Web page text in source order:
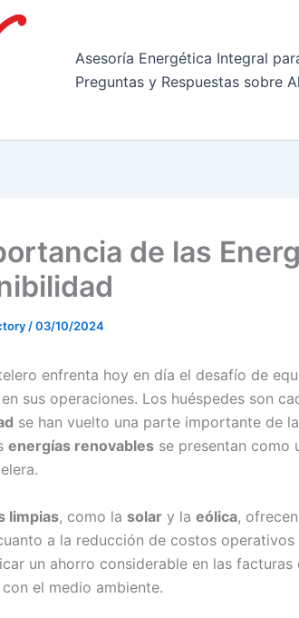
Asesoría Energética Integral
Preguntas y Respuestas sobre
de las
/03/10/2024
enfrenta hoy en día el desafío de
en sus operaciones. Los huéspedes son
se han vuelto una parte importante de
energías renovables se presentan como
limpias, como la solar y la eólica,
a la reducción de costos
un ahorro considerable en las
el medio ambiente.